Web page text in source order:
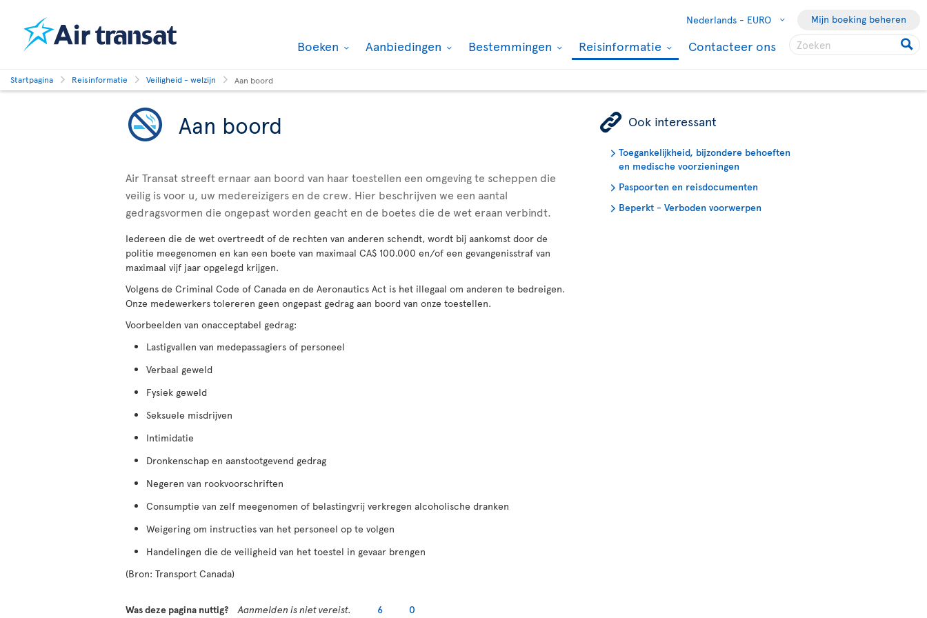
Nederlands - EURO Mijn boeking beheren
Boeken Aanbiedingen Bestemmingen Reisinformatie Contacteer ons
Startpagina Reisinformatie Veiligheid - welzijn Aan boord
Aan boord
Air Transat streeft ernaar aan boord van haar toestellen een omgeving te scheppen die
veilig is voor u, uw medereizigers en de crew. Hier beschrijven we een aantal
gedragsvormen die ongepast worden geacht en de boetes die de wet eraan verbindt.
Iedereen die de wet overtreedt of de rechten van anderen schendt, wordt bij aankomst door de
politie meegenomen en kan een boete van maximaal CA$ 100.000 en/of een gevangenisstraf van
maximaal vijf jaar opgelegd krijgen.
Volgens de Criminal Code of Canada en de Aeronautics Act is het illegaal om anderen te bedreigen.
Onze medewerkers tolereren geen ongepast gedrag aan boord van onze toestellen.
Voorbeelden van onacceptabel gedrag:
Lastigvallen van medepassagiers of personeel
Verbaal geweld
Fysiek geweld
Seksuele misdrijven
Intimidatie
Dronkenschap en aanstootgevend gedrag
Negeren van rookvoorschriften
Consumptie van zelf meegenomen of belastingvrij verkregen alcoholische dranken
Weigering om instructies van het personeel op te volgen
Handelingen die de veiligheid van het toestel in gevaar brengen
(Bron: Transport Canada)
ÿ Ook interessant
Toegankelijkheid, bijzondere behoeften
en medische voorzieningen
Paspoorten en reisdocumenten
Beperkt - Verboden voorwerpen
Was deze pagina nuttig? Aanmelden is niet vereist. 6 0